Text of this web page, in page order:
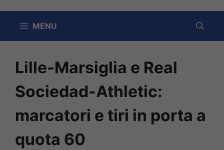
MENU
Lille-Marsiglia e Real
Sociedad-Athletic:
marcatori e tiri in porta a
quota 60